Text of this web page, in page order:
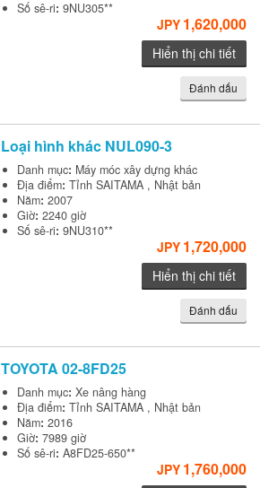
Số sê-ri:9NU305**
JPY 1,620,000
Hiển thị chi tiết
Đánh dấu
Loại hình khác NUL090-3
Danh mục: Máy móc xây dựng khác
Địa điểm:Tỉnh SAITAMA , Nhật bản
Năm:2007
Giờ:2240 giờ
Số sê-ri:9NU310**
JPY 1,720,000
Hiển thị chi tiết
Đánh dấu
TOYOTA02-8FD25
Danh mục:Xe nâng hàng
Địa điểm:Tỉnh SAITAMA , Nhật bản
Năm:2016
Giờ:7989 giờ
Số sê-ri:A8FD25-650**
JPY 1,760,000